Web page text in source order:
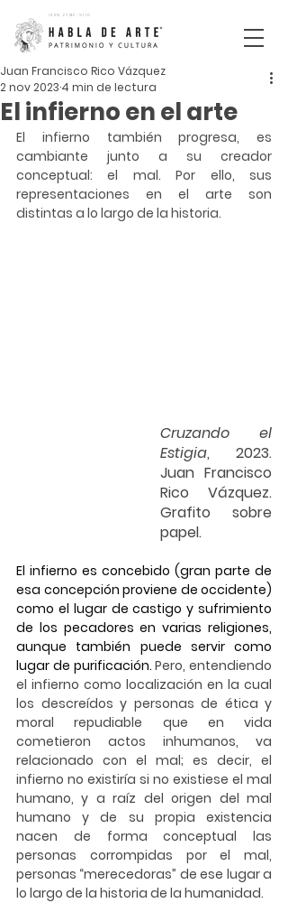
ISSN 2792-5110
El infierno en el arte
Juan Francisco Rico Vázquez
2 nov 2023 4 min de lectura
El  infierno  también  progresa,  es
cambiante  junto  a  su  creador
conceptual: el mal. Por ello, sus
representaciones en el arte son
distintas a lo largo de la historia.
Cruzando el
Estigia, 2023.
Juan Francisco
Rico Vázquez.
Grafito sobre
papel.
El infierno es concebido (gran parte de
esa concepción proviene de occidente)
como el lugar de castigo y sufrimiento
de los pecadores en varias religiones,
aunque también puede servir como
lugar de purificación. Pero, entendiendo
el infierno como localización en la cual
los descreídos y personas de ética y
moral repudiable que en vida
cometieron actos inhumanos, va
relacionado con el mal; es decir, el
infierno no existiría si no existiese el mal
humano, y a raíz del origen del mal
humano y de su propia existencia
nacen de forma conceptual las
personas corrompidas por el mal,
personas “merecedoras” de ese lugar a
lo largo de la historia de la humanidad.